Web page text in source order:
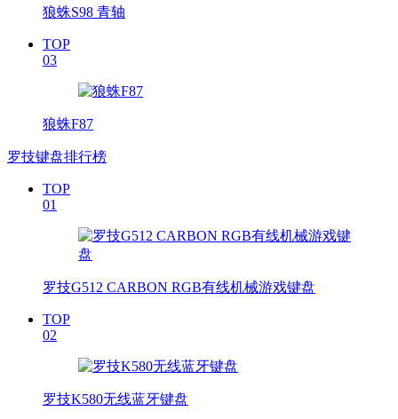
狼蛛S98 青轴
TOP
03
狼蛛F87
罗技键盘排行榜
TOP
01
罗技G512 CARBON RGB有线机械游戏键盘
TOP
02
罗技K580无线蓝牙键盘